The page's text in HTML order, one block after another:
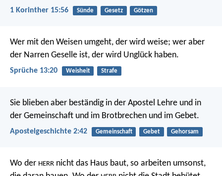
1 Korinther 15:56 Sünde Gesetz Götzen
Wer mit den Weisen umgeht, der wird weise; wer aber
der Narren Geselle ist, der wird Unglück haben.
Sprüche 13:20 Weisheit Strafe
Sie blieben aber beständig in der Apostel Lehre und in
der Gemeinschaft und im Brotbrechen und im Gebet.
Apostelgeschichte 2:42 Gemeinschaft Gebet Gehorsam
Wo der HERR nicht das Haus baut, so arbeiten umsonst,